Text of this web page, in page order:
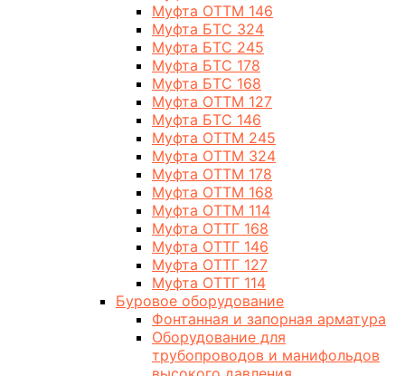
Муфта ОТТМ 146
Муфта БТС 324
Муфта БТС 245
Муфта БТС 178
Муфта БТС 168
Муфта ОТТМ 127
Муфта БТС 146
Муфта ОТТМ 245
Муфта ОТТМ 324
Муфта ОТТМ 178
Муфта ОТТМ 168
Муфта ОТТМ 114
Муфта ОТТГ 168
Муфта ОТТГ 146
Муфта ОТТГ 127
Муфта ОТТГ 114
Буровое оборудование
Фонтанная и запорная арматура
Оборудование для
трубопроводов и манифольдов